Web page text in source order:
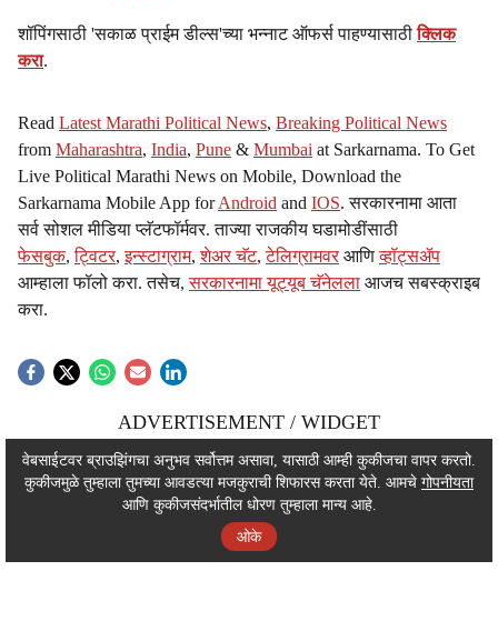
शॉपिंगसाठी 'सकाळ प्राईम डील्स'च्या भन्नाट ऑफर्स पाहण्यासाठीक्लिक
करा.
Read Latest Marathi Political News, Breaking Political News
from Maharashtra, India, Pune & Mumbai at Sarkarnama. To Get
Live Political Marathi News on Mobile, Download the
Sarkarnama Mobile App forAndroid and IOS. सरकारनामा आता
सर्व सोशल मीडिया प्लॅटफॉर्मवर. ताज्या राजकीय घडामोडींसाठी
फेसबुक,ट्विटर,इन्स्टाग्राम,शेअर चॅट,टेलिग्रामवर आणिव्हॉट्सॲप
आम्हाला फॉलो करा. तसेच,सरकारनामा यूट्यूब चॅनेलला आजच सबस्क्राइब
करा.
ADVERTISEMENT / WIDGET
ADVERTISEMENT / WIDGET
ADVERTISEMENT / WIDGET
वेबसाईटवर ब्राउझिंगचा अनुभव सर्वोत्तम असावा, यासाठी आम्ही कुकीजचा वापर करतो.
कुकीजमुळे तुम्हाला तुमच्या आवडत्या मजकुराची शिफारस करता येते. आमचे गोपनीयता
आणि कुकीजसंदर्भातील धोरण तुम्हाला मान्य आहे.
ओके